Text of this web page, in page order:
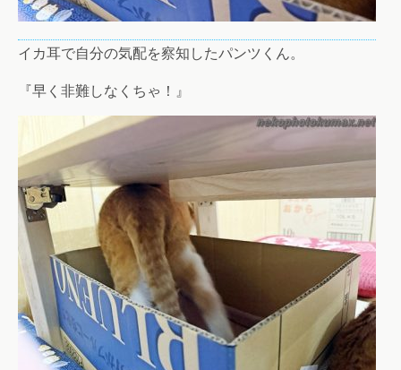
イカ耳で自分の気配を察知したパンツくん。
『早く非難しなくちゃ！』